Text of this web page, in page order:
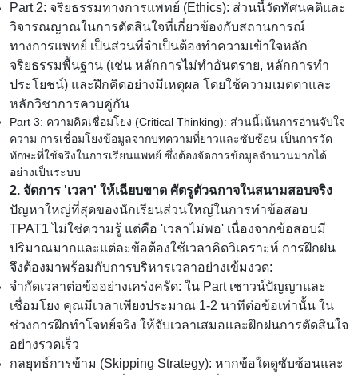
Part 2: จริยธรรมทางการแพทย์ (Ethics): ส่วนนี้วัดทัศนคติและ
วิจารณญาณในการตัดสินใจที่เกี่ยวข้องกับสถานการณ์
ทางการแพทย์ เป็นส่วนที่จำเป็นต้องทำความเข้าใจหลัก
จริยธรรมพื้นฐาน (เช่น หลักการไม่ทำอันตราย, หลักการทำ
ประโยชน์) และฝึกคิดอย่างมีเหตุผล โดยใช้ความเมตตาและ
หลักวิชาการควบคู่กัน
Part 3: ความคิดเชื่อมโยง (Critical Thinking): ส่วนนี้เน้นการอ่านจับใจ
ความ การเชื่อมโยงข้อมูลจากบทความที่ยาวและซับซ้อน เป็นการวัด
ทักษะที่ใช้จริงในการเรียนแพทย์ ซึ่งต้องจัดการข้อมูลจำนวนมากได้
อย่างเป็นระบบ
2. จัดการ 'เวลา' ให้เฉียบขาด ศัตรูตัวฉกาจในสนามสอบจริง
ปัญหาใหญ่ที่สุดของนักเรียนส่วนใหญ่ในการทำข้อสอบ
TPAT1 ไม่ใช่ความรู้ แต่คือ 'เวลาไม่พอ' เนื่องจากข้อสอบมี
ปริมาณมากและแต่ละข้อต้องใช้เวลาคิดวิเคราะห์ การฝึกฝน
จึงต้องมาพร้อมกับการบริหารเวลาอย่างเข้มงวด:
จำกัดเวลาต่อข้ออย่างเคร่งครัด: ใน Part เชาวน์ปัญญาและ
เชื่อมโยง คุณมีเวลาเพียงประมาณ 1-2 นาทีต่อข้อเท่านั้น ใน
ช่วงการฝึกทำโจทย์จริง ให้จับเวลาเสมอและฝึกฝนการตัดสินใจ
อย่างรวดเร็ว
กลยุทธ์การข้าม (Skipping Strategy): หากข้อใดดูซับซ้อนและ